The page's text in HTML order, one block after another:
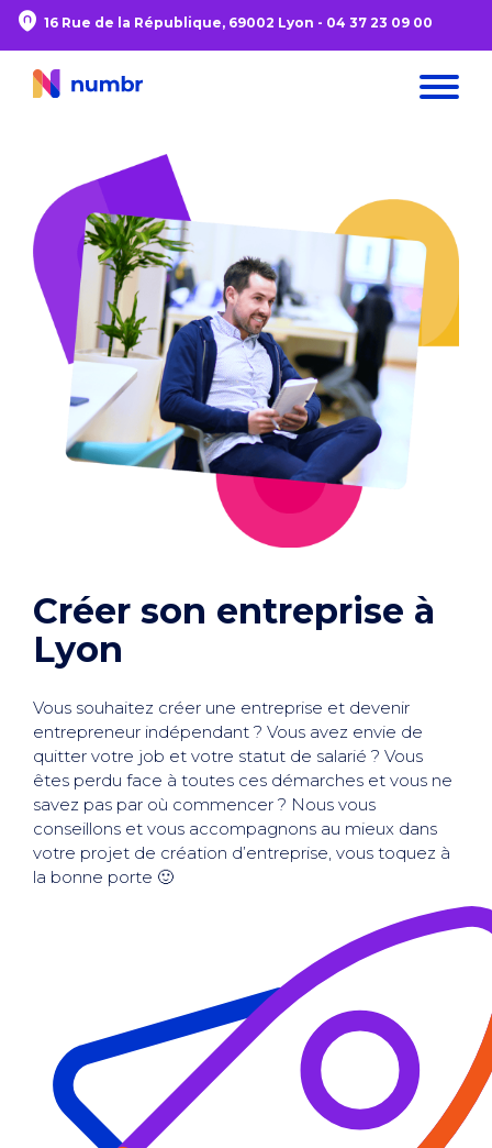
16 Rue de la République, 69002 Lyon - 04 37 23 09 00
Créer son entreprise à
Lyon
Vous souhaitez créer une entreprise et devenir
entrepreneur indépendant ? Vous avez envie de
quitter votre job et votre statut de salarié ? Vous
êtes perdu face à toutes ces démarches et vous ne
savez pas par où commencer ? Nous vous
conseillons et vous accompagnons au mieux dans
votre projet de création d’entreprise, vous toquez à
la bonne porte 🙂